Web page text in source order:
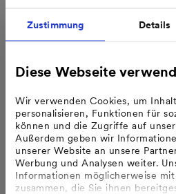
Zustimmung Details
Diese Webseite
Wir verwenden Cookies, um
personalisieren, Funktionen für
können und die Zugriffe auf
Außerdem geben wir
unserer Website an unsere
Werbung und Analysen weiter.
Informationen möglicherweise
zusammen, die Sie ihnen
Betriebsführung erneuerbarer
Geschäftsfeldern zählen vor
industrielle Anwendungen.
Das Unternehmen gehört zur
AG, einem der größten
Deutschlands. JUWI hat seinen
bei Mainz und weitere Standorte
(Sachsen), Melle/Osnabrück,
Franken. Im Sommer 2022